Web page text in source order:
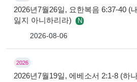
2026년7월26일, 요한복음 6:37-40 (
잃지 아니하리라)
N
2026-08-06
2026
2026년7월19일, 에베소서 2:1-8 (하